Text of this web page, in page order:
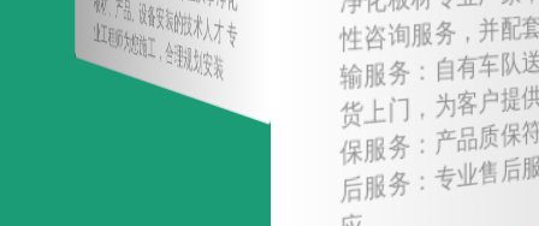
装性咨询服务，并配套提供解决
输服务：自有车队送货，周边
货上门，为客户提供快捷运输
保服务：产品质保符合所要求
后服务：专业售后服务团队，